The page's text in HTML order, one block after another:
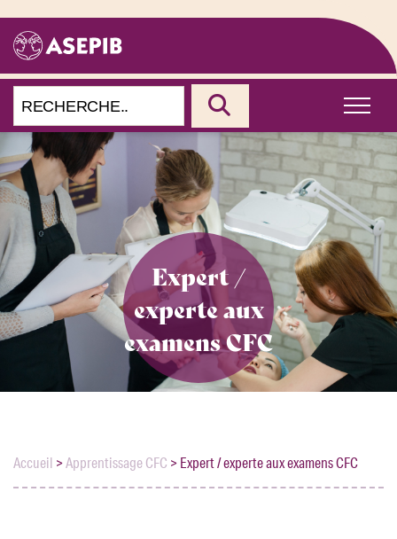
Expert /
experte aux
examens CFC
Accueil >Apprentissage CFC >Expert / experte aux examens CFC